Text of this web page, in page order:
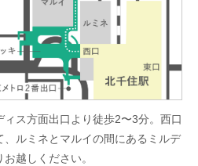
ス方面出口より徒歩2〜3分。西口
ルミネとマルイの間にあるミルデ
越しください。